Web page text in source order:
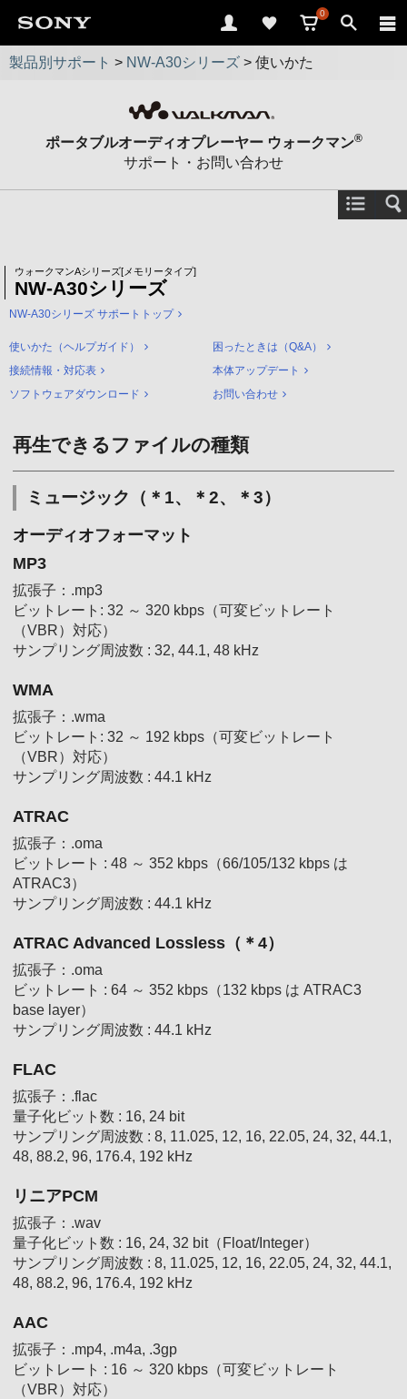
0
製品別サポート > NW-A30シリーズ > 使いかた
ポータブルオーディオプレーヤー ウォークマン®
サポート・お問い合わせ
ウォークマンAシリーズ[メモリータイプ]
NW-A30シリーズ
NW-A30シリーズ サポートトップ
使いかた（ヘルプガイド）
困ったときは（Q&A）
接続情報・対応表
本体アップデート
ソフトウェアダウンロード
お問い合わせ
再生できるファイルの種類
ミュージック（＊1、＊2、＊3）
オーディオフォーマット
MP3
拡張子：.mp3
ビットレート: 32 ～ 320 kbps（可変ビットレート
（VBR）対応）
サンプリング周波数 : 32, 44.1, 48 kHz
WMA
拡張子：.wma
ビットレート: 32 ～ 192 kbps（可変ビットレート
（VBR）対応）
サンプリング周波数 : 44.1 kHz
ATRAC
拡張子：.oma
ビットレート : 48 ～ 352 kbps（66/105/132 kbps は
ATRAC3）
サンプリング周波数 : 44.1 kHz
ATRAC Advanced Lossless （＊4）
拡張子：.oma
ビットレート : 64 ～ 352 kbps（132 kbps は ATRAC3
base layer）
サンプリング周波数 : 44.1 kHz
FLAC
拡張子：.flac
量子化ビット数 : 16, 24 bit
サンプリング周波数 : 8, 11.025, 12, 16, 22.05, 24, 32, 44.1,
48, 88.2, 96, 176.4, 192 kHz
リニアPCM
拡張子：.wav
量子化ビット数 : 16, 24, 32 bit（Float/Integer）
サンプリング周波数 : 8, 11.025, 12, 16, 22.05, 24, 32, 44.1,
48, 88.2, 96, 176.4, 192 kHz
AAC
拡張子：.mp4, .m4a, .3gp
ビットレート : 16 ～ 320 kbps（可変ビットレート
（VBR）対応）